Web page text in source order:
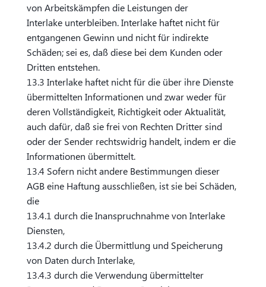
von Arbeitskämpfen die Leistungen der
Interlake unterbleiben. Interlake haftet nicht für
entgangenen Gewinn und nicht für indirekte
Schäden; sei es, daß diese bei dem Kunden oder
Dritten entstehen.
13.3 Interlake haftet nicht für die über ihre Dienste
übermittelten Informationen und zwar weder für
deren Vollständigkeit, Richtigkeit oder Aktualität,
auch dafür, daß sie frei von Rechten Dritter sind
oder der Sender rechtswidrig handelt, indem er die
Informationen übermittelt.
13.4 Sofern nicht andere Bestimmungen dieser
AGB eine Haftung ausschließen, ist sie bei Schäden,
die
13.4.1 durch die Inanspruchnahme von Interlake
Diensten,
13.4.2 durch die Übermittlung und Speicherung
von Daten durch Interlake,
13.4.3 durch die Verwendung übermittelter